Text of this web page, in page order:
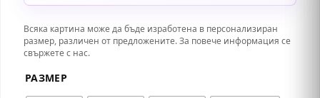
Всяка картина може да бъде изработена в персонализиран
размер, различен от предложените. За повече информация се
свържете с нас.
РАЗМЕР